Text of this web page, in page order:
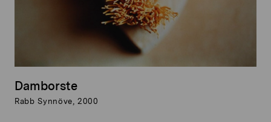
Damborste
Rabb Synnöve, 2000